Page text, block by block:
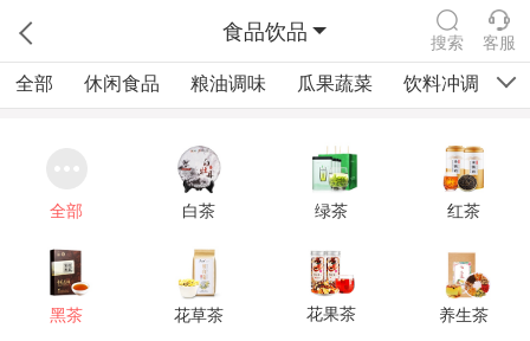
食品饮品 搜索 客服
全部 休闲食品 粮油调味 瓜果蔬菜 饮料冲调
全部 白茶 绿茶 红茶
黑茶 花草茶 花果茶 养生茶